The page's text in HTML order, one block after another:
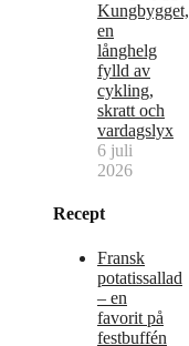
Kungbygget,
en
långhelg
fylld av
cykling,
skratt och
vardagslyx
6 juli
2026
Recept
Fransk
potatissallad
– en
favorit på
festbuffén